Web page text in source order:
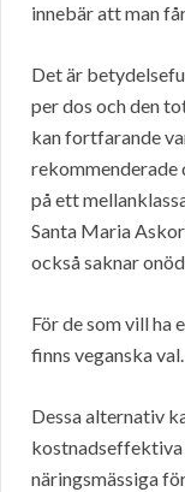
innebär att man
Det är
per dos och den
kan fortfarande
rekommenderade
på ett
Santa Maria
också saknar
För de som vill ha
finns veganska val.
Dessa alternativ
näringsmässiga